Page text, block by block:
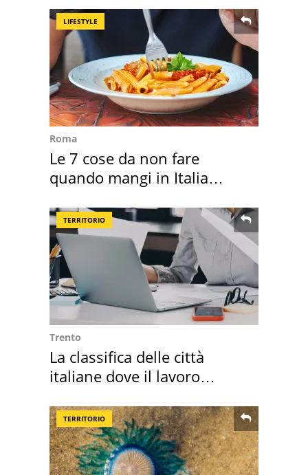
LIFESTYLE
Roma
Le 7 cose da non fare
quando mangi in Italia
TERRITORIO
Trento
La classifica delle città
italiane dove il lavoro
TERRITORIO